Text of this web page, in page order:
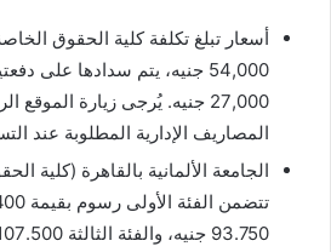
أسعار تبلغ تكلفة كلية الحقوق
54,000 جنيه، يتم سدادها على
27,000 جنيه. يُرجى زيارة
المصاريف الإدارية المطلوبة عند
الجامعة الألمانية بالقاهرة (كلية